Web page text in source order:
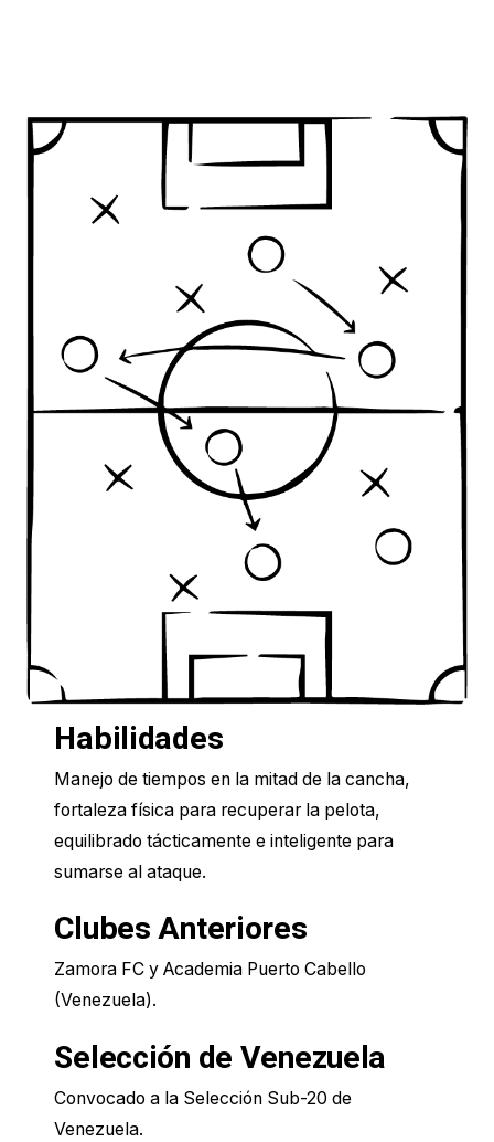
Habilidades
Manejo de tiempos en la mitad de la cancha,
fortaleza física para recuperar la pelota,
equilibrado tácticamente e inteligente para
Clubes Anteriores
Zamora FC y Academia Puerto Cabello
(Venezuela).
Selección de Venezuela
Convocado a la Selección Sub-20 de
Venezuela.